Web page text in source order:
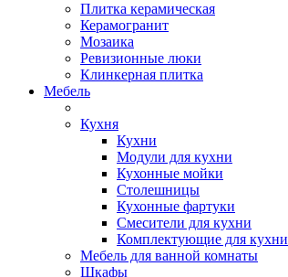
Плитка керамическая
Керамогранит
Мозаика
Ревизионные люки
Клинкерная плитка
Мебель
Кухня
Кухни
Модули для кухни
Кухонные мойки
Столешницы
Кухонные фартуки
Смесители для кухни
Комплектующие для кухни
Мебель для ванной комнаты
Шкафы